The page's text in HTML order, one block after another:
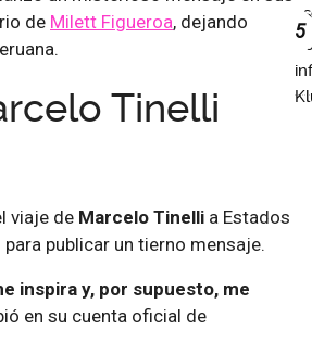
de Milett Figueroa, dejando
Tinelli
viaje de Marcelo Tinelli a Estados
publicar un tierno mensaje.
inspira y, por supuesto, me
en su cuenta oficial de
5